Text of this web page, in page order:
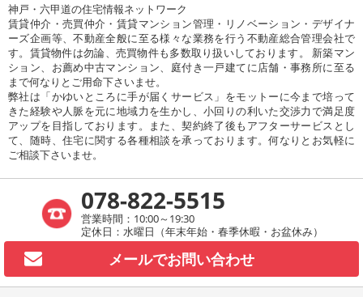
神戸・六甲道の住宅情報ネットワーク
賃貸仲介・売買仲介・賃貸マンション管理・リノベーション・デザイナ
ーズ企画等、不動産全般に至る様々な業務を行う不動産総合管理会社で
す。賃貸物件は勿論、売買物件も多数取り扱いしております。 新築マン
ション、お薦め中古マンション、庭付き一戸建てに店舗・事務所に至る
まで何なりとご用命下さいませ。
弊社は「かゆいところに手が届くサービス」をモットーに今まで培って
きた経験や人脈を元に地域力を生かし、小回りの利いた交渉力で満足度
アップを目指しております。また、契約終了後もアフターサービスとし
て、随時、住宅に関する各種相談を承っております。何なりとお気軽に
ご相談下さいませ。
078-822-5515
営業時間：10:00～19:30
定休日：水曜日（年末年始・春季休暇・お盆休み）
メールでお問い合わせ